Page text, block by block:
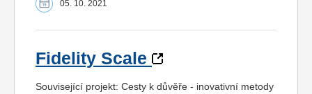
05. 10. 2021
Fidelity Scale
Související projekt: Cesty k důvěře - inovativní metody